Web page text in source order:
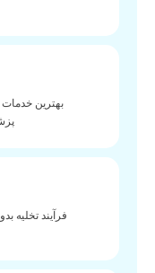
بهترین خدمات
فرآیند تخلیه